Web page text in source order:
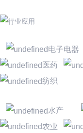
电子电器
医药
纺织
水产
农业